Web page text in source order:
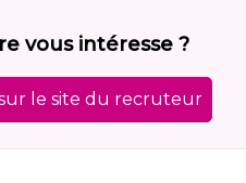
vous intéresse ?
le site du recruteur